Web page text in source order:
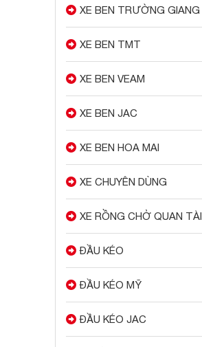
XE BEN TRƯỜNG GIANG
XE BEN TMT
XE BEN VEAM
XE BEN JAC
XE BEN HOA MAI
XE CHUYÊN DÙNG
XE RỒNG CHỞ QUAN TÀI
ĐẦU KÉO
ĐẦU KÉO MỸ
ĐẦU KÉO JAC